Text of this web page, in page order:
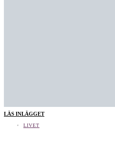
LÄS INLÄGGET
LIVET